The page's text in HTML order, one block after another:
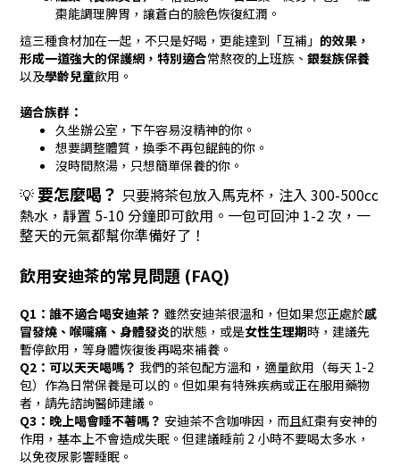
棗能調理脾胃，讓蒼白的臉色恢復紅潤。
這三種食材加在一起，不只是好喝，更能達到「互補」 的效果，
形成一道強大的保護網，特別適合常熬夜的上班族、 銀髮族保養
以及學齡兒童飲用。
適合族群：
久坐辦公室，下午容易沒精神的你。
想要調整體質，換季不再包餛飩的你。
沒時間熬湯，只想簡單保養的你。
💡要怎麼喝？ 只要將茶包放入馬克杯，注入 300-500cc
熱水，靜置 5-10 分鐘即可飲用。一包可回沖 1-2 次，一
整天的元氣都幫你準備好了！
飲用安迪茶的常見問題 (FAQ)
Q1：誰不適合喝安迪茶？ 雖然安迪茶很溫和，但如果您正處於感
冒發燒、喉嚨痛、身體發炎的狀態，或是女性生理期時，建議先
暫停飲用，等身體恢復後再喝來補養。
Q2：可以天天喝嗎？ 我們的茶包配方溫和，適量飲用（每天 1-2
包）作為日常保養是可以的。但如果有特殊疾病或正在服用藥物
者，請先諮詢醫師建議。
Q3：晚上喝會睡不著嗎？ 安迪茶不含咖啡因，而且紅棗有安神的
作用，基本上不會造成失眠。但建議睡前 2 小時不要喝太多水，
以免夜尿影響睡眠。